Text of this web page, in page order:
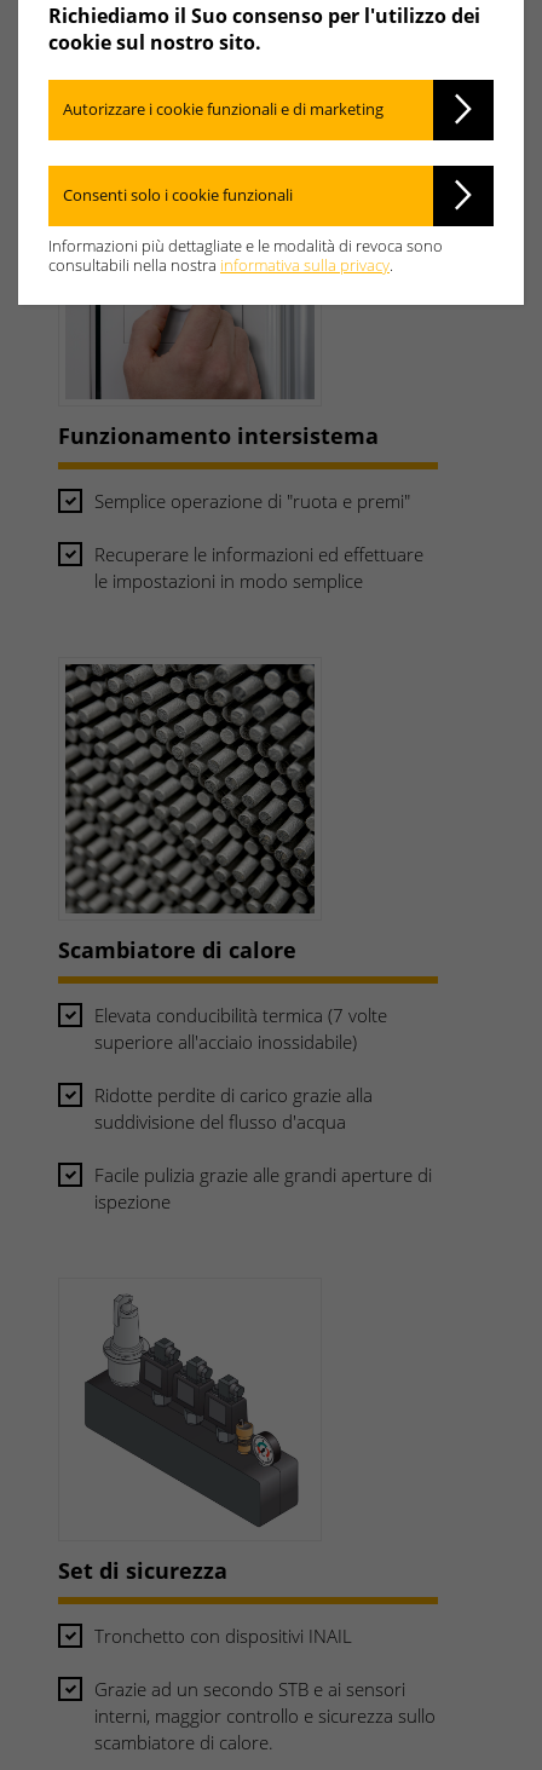
Funzionamento intersistema
Semplice operazione di "ruota e premi"
Recuperare le informazioni ed effettuare
le impostazioni in modo semplice
Scambiatore di calore
Elevata conducibilità termica (7 volte
superiore all'acciaio inossidabile)
Ridotte perdite di carico grazie alla
suddivisione del flusso d'acqua
Facile pulizia grazie alle grandi aperture di
ispezione
Set di sicurezza
Tronchetto con dispositivi INAIL
Grazie ad un secondo STB e ai sensori
interni, maggior controllo e sicurezza sullo
scambiatore di calore.
Richiediamo il Suo consenso per l'utilizzo dei
cookie sul nostro sito.
Autorizzare i cookie funzionali e di marketing
Consenti solo i cookie funzionali
Informazioni più dettagliate e le modalità di revoca sono
consultabili nella nostra informativa sulla privacy.